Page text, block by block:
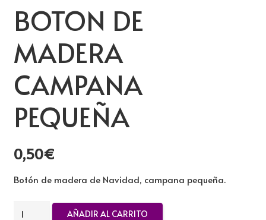
BOTON DE
MADERA
CAMPANA
PEQUEÑA
0,50€
Botón de madera de Navidad, campana pequeña.
BOTON
AÑADIR AL CARRITO